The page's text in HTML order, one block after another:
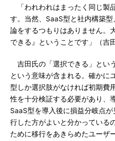
「われわれはまったく同じ製
す。当然、SaaS型と社内構築
論をするつもりはありません。
できる』ということです」（吉田
吉田氏の「選択できる」とい
という意味が含まれる。確かに
型しか選択肢がなければ初期費
性を十分検証する必要があり、
SaaS型を導入後に損益分岐点
行した方がよいと分かっている
ために移行をあきらめたユーザ